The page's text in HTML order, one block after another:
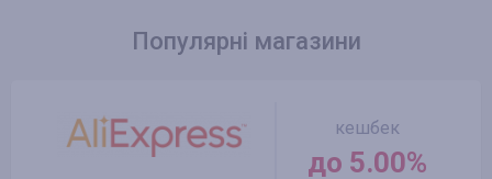
Популярні магазини
кешбек
до 5.00%